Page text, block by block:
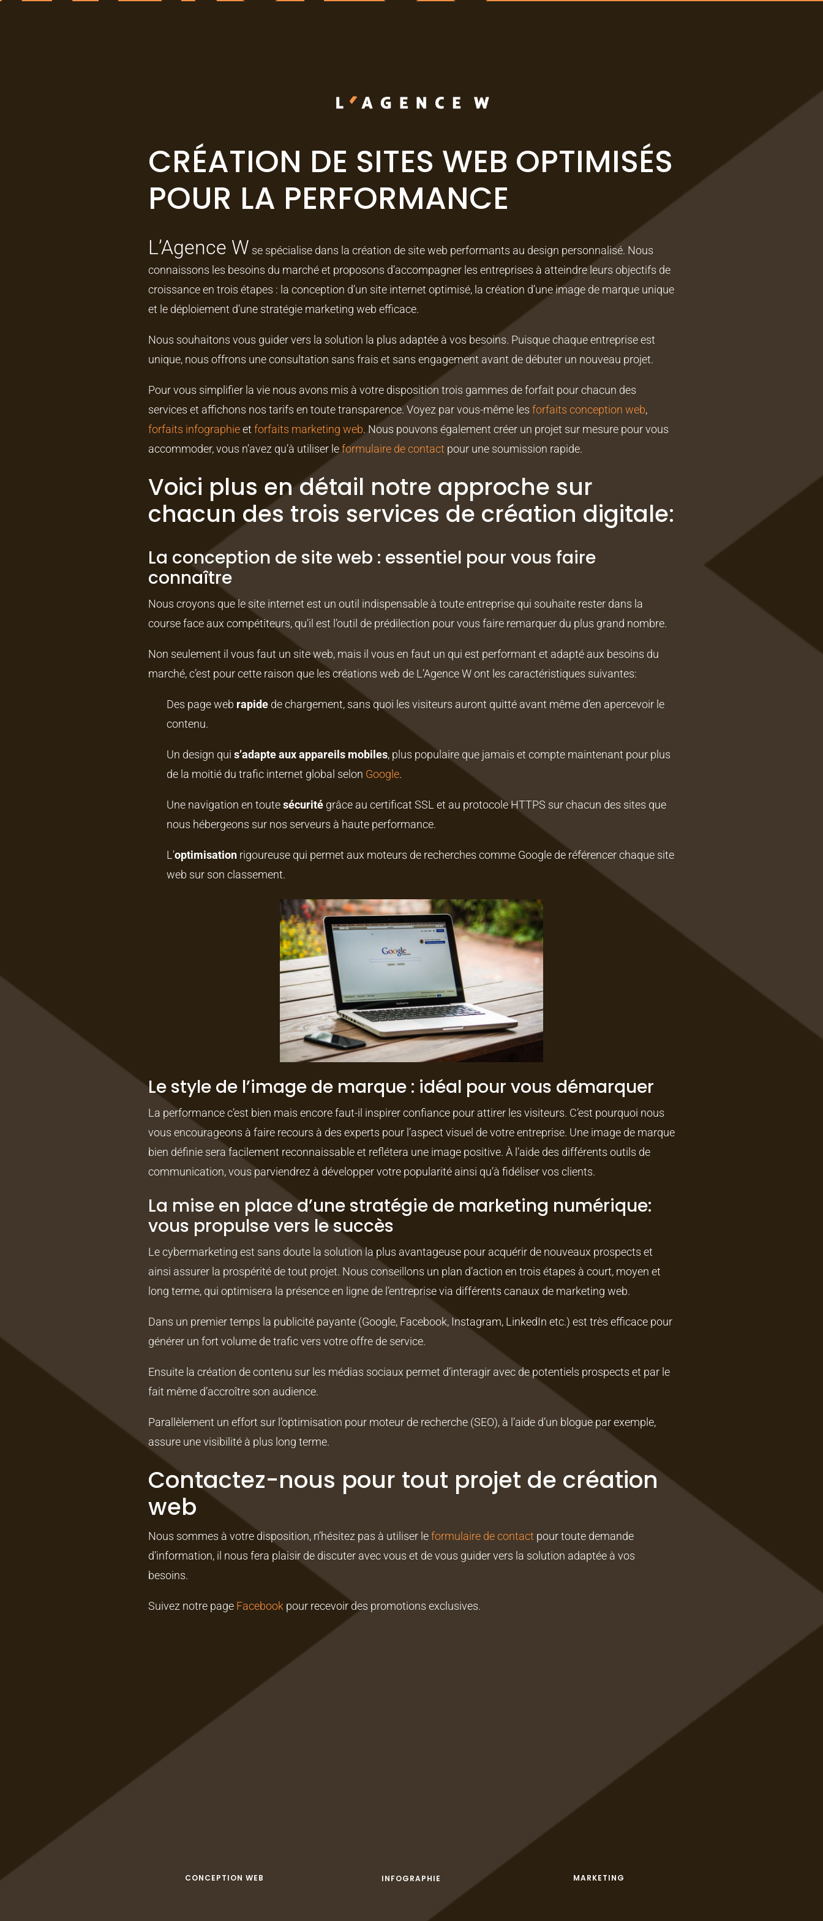
CRÉATION DE SITES WEB OPTIMISÉS
POUR LA PERFORMANCE
L’Agence W se spécialise dans la création de site web performants au design personnalisé. Nous
connaissons les besoins du marché et proposons d’accompagner les entreprises à atteindre leurs objectifs de
croissance en trois étapes : la conception d’un site internet optimisé, la création d’une image de marque unique
et le déploiement d’une stratégie marketing web efficace.
Nous souhaitons vous guider vers la solution la plus adaptée à vos besoins. Puisque chaque entreprise est
unique, nous offrons une consultation sans frais et sans engagement avant de débuter un nouveau projet.
Pour vous simplifier la vie nous avons mis à votre disposition trois gammes de forfait pour chacun des
services et affichons nos tarifs en toute transparence. Voyez par vous-même les forfaits conception web,
forfaits infographieet forfaits marketing web. Nous pouvons également créer un projet sur mesure pour vous
accommoder, vous n’avez qu’à utiliser leformulaire de contact pour une soumission rapide.
Voici plus en détail notre approche sur
chacun des trois services de création digitale:
La conception de site web : essentiel pour vous faire
connaître
Nous croyons que le site internet est un outil indispensable à toute entreprise qui souhaite rester dans la
course face aux compétiteurs, qu’il est l’outil de prédilection pour vous faire remarquer du plus grand nombre.
Non seulement il vous faut un site web, mais il vous en faut un qui est performant et adapté aux besoins du
marché, c’est pour cette raison que les créations web de L’Agence W ont les caractéristiques suivantes:
Des page web rapidede chargement, sans quoi les visiteurs auront quitté avant même d’en apercevoir le
contenu.
Un design qui s’adapte aux appareils mobiles, plus populaire que jamais et compte maintenant pour plus
de la moitié du trafic internet global selon Google.
Une navigation en toutesécuritégrâce au certificat SSL et au protocole HTTPS sur chacun des sites que
nous hébergeons sur nos serveurs à haute performance.
L’optimisationrigoureuse qui permet aux moteurs de recherches comme Google de référencer chaque site
web sur son classement.
Le style de l’image de marque : idéal pour vous démarquer
La performance c’est bien mais encore faut-il inspirer confiance pour attirer les visiteurs. C’est pourquoi nous
vous encourageons à faire recours à des experts pour l’aspect visuel de votre entreprise. Une image de marque
bien définie sera facilement reconnaissable et reflétera une image positive. À l’aide des différents outils de
communication, vous parviendrez à développer votre popularité ainsi qu’à fidéliser vos clients.
La mise en place d’une stratégie de marketing numérique:
vous propulse vers le succès
Le cybermarketing est sans doute la solution la plus avantageuse pour acquérir de nouveaux prospects et
ainsi assurer la prospérité de tout projet. Nous conseillons un plan d’action en trois étapes à court, moyen et
long terme, qui optimisera la présence en ligne de l’entreprise via différents canaux de marketing web.
Dans un premier temps la publicité payante (Google, Facebook, Instagram, LinkedIn etc.) est très efficace pour
générer un fort volume de trafic vers votre offre de service.
Ensuite la création de contenu sur les médias sociaux permet d’interagir avec de potentiels prospects et par le
fait même d’accroître son audience.
Parallèlement un effort sur l’optimisation pour moteur de recherche (SEO), à l’aide d’un blogue par exemple,
assure une visibilité à plus long terme.
Contactez-nous pour tout projet de création
web
Nous sommes à votre disposition, n’hésitez pas à utiliser leformulaire de contact pour toute demande
d’information, il nous fera plaisir de discuter avec vous et de vous guider vers la solution adaptée à vos
besoins.
Suivez notre page Facebook pour recevoir des promotions exclusives.
CONCEPTION WEB INFOGRAPHIE MARKETING